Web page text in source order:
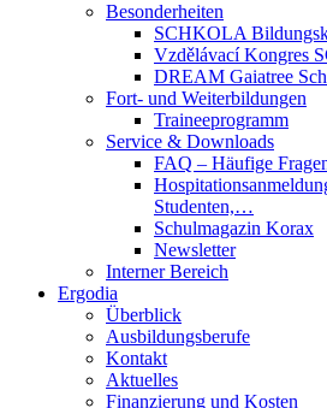
Besonderheiten
SCHKOLA
Vzdělávací Kongres
DREAM Gaiatree
Fort- und Weiterbildungen
Traineeprogramm
Service & Downloads
FAQ – Häufige
Studenten,…
Schulmagazin Korax
Newsletter
Interner Bereich
Ergodia
Überblick
Ausbildungsberufe
Kontakt
Aktuelles
Finanzierung und Kosten